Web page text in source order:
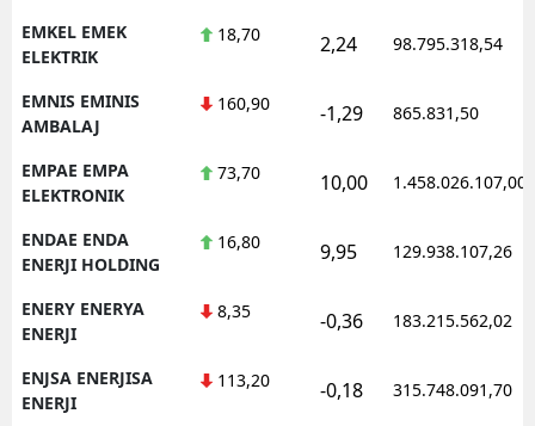
EMKEL EMEK
ELEKTRIK
18,70 2,24 98.795.318,54
EMNIS EMINIS
AMBALAJ
160,90 -1,29 865.831,50
EMPAE EMPA
ELEKTRONIK
73,70 10,00 1.458.026.107,00
ENDAE ENDA
ENERJI HOLDING
16,80 9,95 129.938.107,26
ENERY ENERYA
ENERJI
8,35 -0,36 183.215.562,02
ENJSA ENERJISA
ENERJI
113,20 -0,18 315.748.091,70